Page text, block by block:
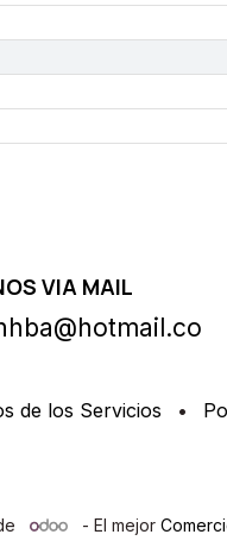
VIA MAIL
de los Servicios •
- El mejor